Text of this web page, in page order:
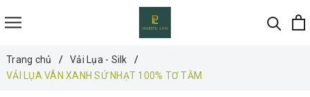
Trang chủ
Vải Lụa - Silk
VẢI LỤA VÂN XANH SỨ NHẠT 100% TƠ TẰM